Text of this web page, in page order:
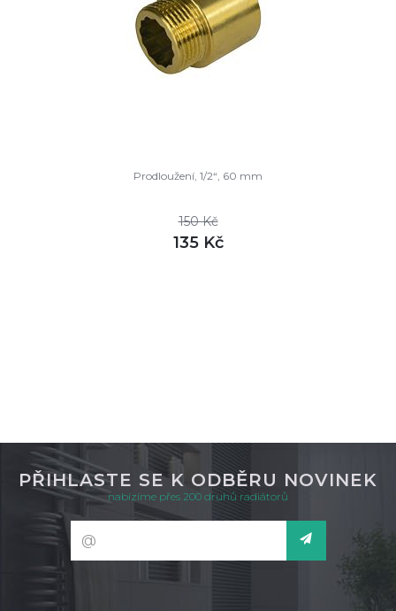
Prodloužení, 1/2“, 60 mm
150 Kč
135 Kč
PŘIHLASTE SE K ODBĚRU NOVINEK
nabízíme přes 200 druhů radiátorů